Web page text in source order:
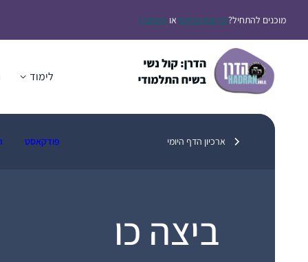
לתוכןמוכנים להתחיל?הירשמו בחינם או התחברו
לימוד
ארכיון הדף היומי פודקאסט
ביצה כו